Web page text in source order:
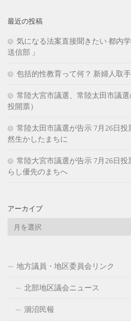
最近の投稿
気になる法案直接聞きたい 都内
送信部 」
包括的性教育って何？ 新婦人取
常陸大宮市議選、常陸太田市議
投開票）
常陸太田市議選が告示 7月26日投
然生かしたまちに
常陸大宮市議選が告示 7月26日投
らし優先のまちへ
アーカイブ
地方議員・地区委員会リンク
北部地区議会ニュース
涸沼民報